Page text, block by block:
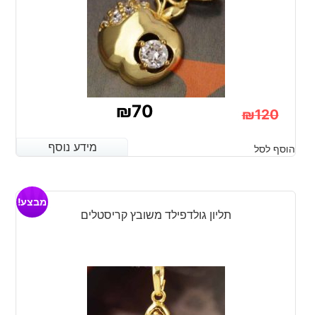
₪120
המקורי
היה:
₪70
הנוכחי
הוא:
מידע נוסף הוסף לסל מידע נוסף
תליון גולדפילד משובץ קריסטלים
מבצע!